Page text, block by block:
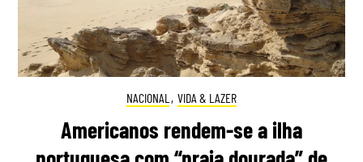
NACIONAL , VIDA & LAZER
Americanos rendem-se a ilha